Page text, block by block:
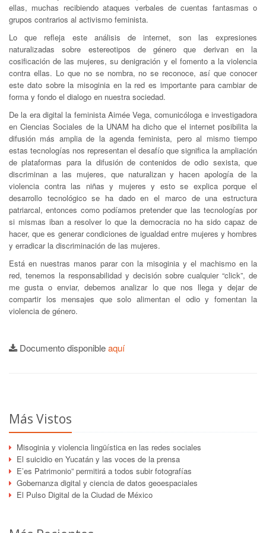
ellas, muchas recibiendo ataques verbales de cuentas fantasmas o
grupos contrarios al activismo feminista.
Lo que refleja este análisis de internet, son las expresiones
naturalizadas sobre estereotipos de género que derivan en la
cosificación de las mujeres, su denigración y el fomento a la violencia
contra ellas. Lo que no se nombra, no se reconoce, así que conocer
este dato sobre la misoginia en la red es importante para cambiar de
forma y fondo el dialogo en nuestra sociedad.
De la era digital la feminista Aimée Vega, comunicóloga e investigadora
en Ciencias Sociales de la UNAM ha dicho que el internet posibilita la
difusión más amplia de la agenda feminista, pero al mismo tiempo
estas tecnologías nos representan el desafío que significa la ampliación
de plataformas para la difusión de contenidos de odio sexista, que
discriminan a las mujeres, que naturalizan y hacen apología de la
violencia contra las niñas y mujeres y esto se explica porque el
desarrollo tecnológico se ha dado en el marco de una estructura
patriarcal, entonces como podíamos pretender que las tecnologías por
si mismas iban a resolver lo que la democracia no ha sido capaz de
hacer, que es generar condiciones de igualdad entre mujeres y hombres
y erradicar la discriminación de las mujeres.
Está en nuestras manos parar con la misoginia y el machismo en la
red, tenemos la responsabilidad y decisión sobre cualquier “click”, de
me gusta o enviar, debemos analizar lo que nos llega y dejar de
compartir los mensajes que solo alimentan el odio y fomentan la
violencia de género.
Documento disponibleaquí
Más Vistos
Misoginia y violencia lingüística en las redes sociales
El suicidio en Yucatán y las voces de la prensa
E’es Patrimonio” permitirá a todos subir fotografías
Gobernanza digital y ciencia de datos geoespaciales
El Pulso Digital de la Ciudad de México